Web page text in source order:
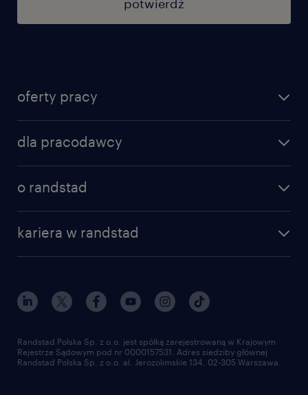
potwierdź
oferty pracy
specjalizacje
praca w amazon
dla pracodawcy
o randstad
dla mediów
dla dostawców
kariera w randstad
nasz świat
pracuj w randstad
złóż CV
Randstad Polska Sp. z o.o. jest spółką zarejestrowaną w Krajowym
Rejestrze Sądowym pod nr 0000157531. Adres siedziby głównej
Randstad Polska Sp. z o.o. al. Jerozolimskie 134, 02-305 Warszawa.